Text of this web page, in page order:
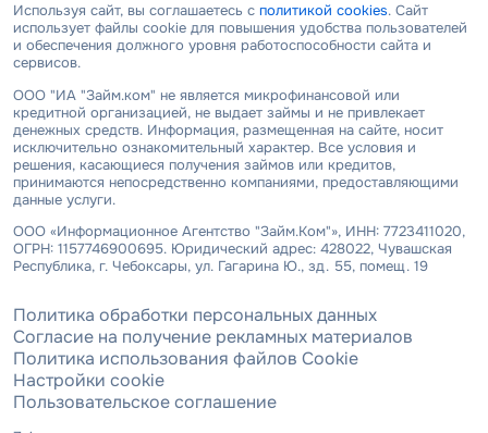
Используя сайт, вы соглашаетесь с политикой cookies. Сайт
использует файлы cookie для повышения удобства пользователей
и обеспечения должного уровня работоспособности сайта и
сервисов.
ООО "ИА "Займ.ком" не является микрофинансовой или
кредитной организацией, не выдает займы и не привлекает
денежных средств. Информация, размещенная на сайте, носит
исключительно ознакомительный характер. Все условия и
решения, касающиеся получения займов или кредитов,
принимаются непосредственно компаниями, предоставляющими
данные услуги.
ООО «Информационное Агентство "Займ.Ком"», ИНН: 7723411020,
ОГРН: 1157746900695. Юридический адрес: 428022, Чувашская
Республика, г. Чебоксары, ул. Гагарина Ю., зд. 55, помещ. 19
Политика обработки персональных данных
Согласие на получение рекламных материалов
Политика использования файлов Cookie
Настройки cookie
Пользовательское соглашение